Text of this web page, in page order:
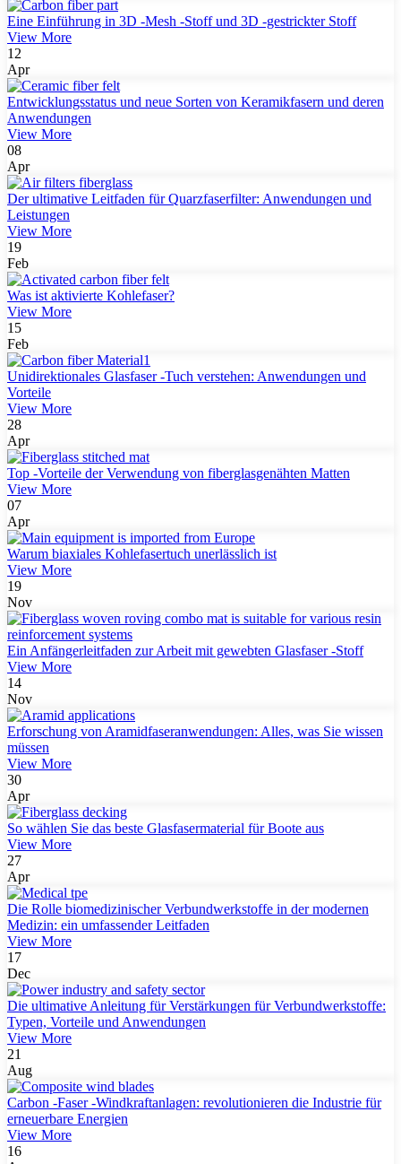
Eine Einführung in 3D -Mesh -Stoff und 3D -gestrickter Stoff
View More
12
Apr
Entwicklungsstatus und neue Sorten von Keramikfasern und deren
Anwendungen
View More
08
Apr
Der ultimative Leitfaden für Quarzfaserfilter: Anwendungen und
Leistungen
View More
19
Feb
Was ist aktivierte Kohlefaser?
View More
15
Feb
Unidirektionales Glasfaser -Tuch verstehen: Anwendungen und
Vorteile
View More
28
Apr
Top -Vorteile der Verwendung von fiberglasgenähten Matten
View More
07
Apr
Warum biaxiales Kohlefasertuch unerlässlich ist
View More
19
Nov
Ein Anfängerleitfaden zur Arbeit mit gewebten Glasfaser -Stoff
View More
14
Nov
Erforschung von Aramidfaseranwendungen: Alles, was Sie wissen
müssen
View More
30
Apr
So wählen Sie das beste Glasfasermaterial für Boote aus
View More
27
Apr
Die Rolle biomedizinischer Verbundwerkstoffe in der modernen
Medizin: ein umfassender Leitfaden
View More
17
Dec
Die ultimative Anleitung für Verstärkungen für Verbundwerkstoffe:
Typen, Vorteile und Anwendungen
View More
21
Aug
Carbon -Faser -Windkraftanlagen: revolutionieren die Industrie für
erneuerbare Energien
View More
16